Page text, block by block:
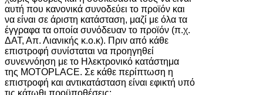
αυτή που κανονικά συνοδεύει το προϊόν και
να είναι σε άριστη κατάσταση, μαζί με όλα τα
έγγραφα τα οποία συνόδευαν το προϊόν (π.χ.
ΔΑΤ, Απ. Λιανικής κ.ο.κ). Πριν από κάθε
επιστροφή συνίσταται να προηγηθεί
συνεννόηση με το Ηλεκτρονικό κατάστημα
της MOTOPLACE. Σε κάθε περίπτωση η
επιστροφή και αντικατάσταση είναι εφικτή υπό
τις κάτωθι προϋποθέσεις: